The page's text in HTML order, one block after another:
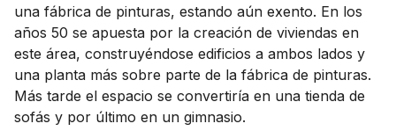
una fábrica de pinturas, estando aún exento. En los
años 50 se apuesta por la creación de viviendas en
este área, construyéndose edificios a ambos lados y
una planta más sobre parte de la fábrica de pinturas.
Más tarde el espacio se convertiría en una tienda de
sofás y por último en un gimnasio.